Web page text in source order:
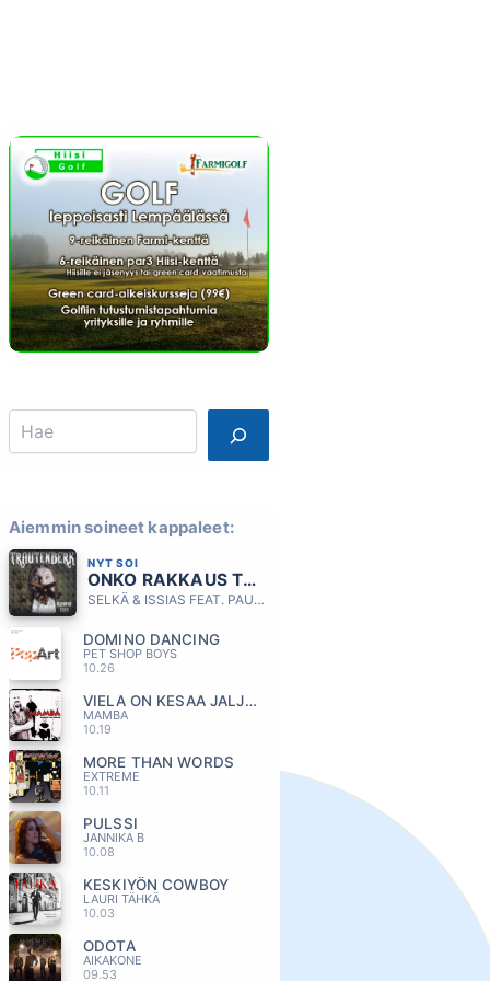
Search
Aiemmin soineet kappaleet:
NYT SOI
ONKO RAKKAUS TOTTA
SELKÄ & ISSIAS FEAT. PAULI HANHINIEMI
DOMINO DANCING
PET SHOP BOYS
10.26
VIELA ON KESAA JALJELLA
MAMBA
10.19
MORE THAN WORDS
EXTREME
10.11
PULSSI
JANNIKA B
10.08
KESKIYÖN COWBOY
LAURI TÄHKÄ
10.03
ODOTA
AIKAKONE
09.53